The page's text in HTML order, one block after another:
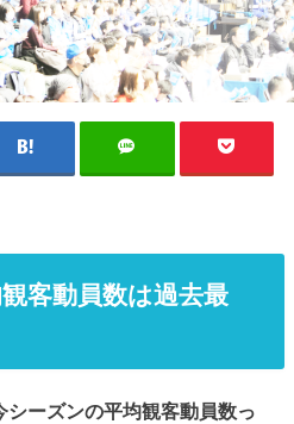
客動員数は過去最
ーズンの平均観客動員数っ